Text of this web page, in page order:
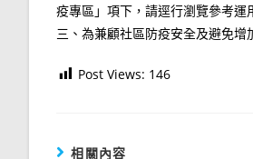
疫專區」項下，請逕行瀏覽參考運
三、為兼顧社區防疫安全及避免
Post Views: 146
相關內容